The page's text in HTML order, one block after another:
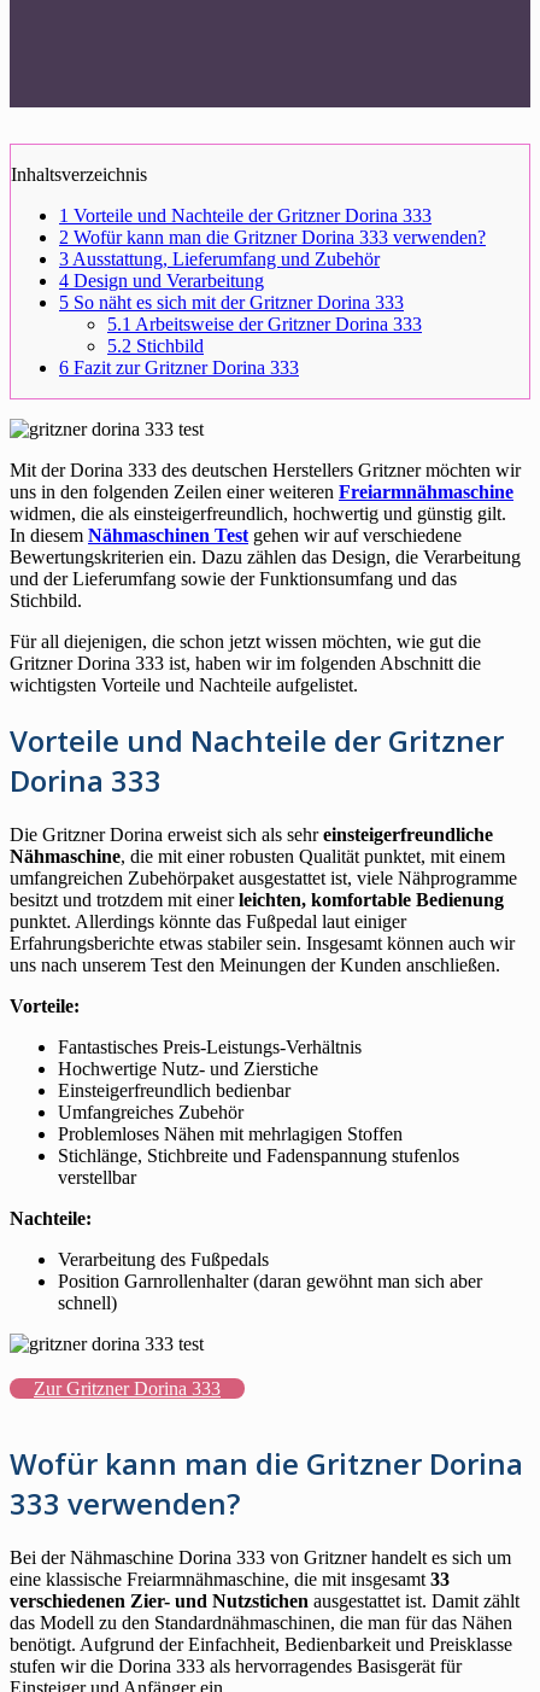
Inhaltsverzeichnis
1 Vorteile und Nachteile der Gritzner Dorina 333
2 Wofür kann man die Gritzner Dorina 333 verwenden?
3 Ausstattung, Lieferumfang und Zubehör
4 Design und Verarbeitung
5 So näht es sich mit der Gritzner Dorina 333
5.1 Arbeitsweise der Gritzner Dorina 333
5.2 Stichbild
6 Fazit zur Gritzner Dorina 333
Mit der Dorina 333 des deutschen Herstellers Gritzner möchten wir
uns in den folgenden Zeilen einer weiteren Freiarmnähmaschine
widmen, die als einsteigerfreundlich, hochwertig und günstig gilt.
In diesem Nähmaschinen Test gehen wir auf verschiedene
Bewertungskriterien ein. Dazu zählen das Design, die Verarbeitung
und der Lieferumfang sowie der Funktionsumfang und das
Stichbild.
Für all diejenigen, die schon jetzt wissen möchten, wie gut die
Gritzner Dorina 333 ist, haben wir im folgenden Abschnitt die
wichtigsten Vorteile und Nachteile aufgelistet.
Vorteile und Nachteile der Gritzner
Dorina 333
Die Gritzner Dorina erweist sich als sehreinsteigerfreundliche
Nähmaschine, die mit einer robusten Qualität punktet, mit einem
umfangreichen Zubehörpaket ausgestattet ist, viele Nähprogramme
besitzt und trotzdem mit einerleichten, komfortable Bedienung
punktet. Allerdings könnte das Fußpedal laut einiger
Erfahrungsberichte etwas stabiler sein. Insgesamt können auch wir
uns nach unserem Test den Meinungen der Kunden anschließen.
Vorteile:
Fantastisches Preis-Leistungs-Verhältnis
Hochwertige Nutz- und Zierstiche
Einsteigerfreundlich bedienbar
Umfangreiches Zubehör
Problemloses Nähen mit mehrlagigen Stoffen
Stichlänge, Stichbreite und Fadenspannung stufenlos
verstellbar
Nachteile:
Verarbeitung des Fußpedals
Position Garnrollenhalter (daran gewöhnt man sich aber
schnell)
Zur Gritzner Dorina 333
Wofür kann man die Gritzner Dorina
333 verwenden?
Bei der Nähmaschine Dorina 333 von Gritzner handelt es sich um
eine klassische Freiarmnähmaschine, die mit insgesamt 33
verschiedenen Zier- und Nutzstichen ausgestattet ist. Damit zählt
das Modell zu den Standardnähmaschinen, die man für das Nähen
benötigt. Aufgrund der Einfachheit, Bedienbarkeit und Preisklasse
stufen wir die Dorina 333 als hervorragendes Basisgerät für